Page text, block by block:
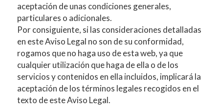
aceptación de unas condiciones generales,
particulares o adicionales.
Por consiguiente, si las consideraciones detalladas
en este Aviso Legal no son de su conformidad,
rogamos que no haga uso de esta web, ya que
cualquier utilización que haga de ella o de los
servicios y contenidos en ella incluidos, implicará la
aceptación de los términos legales recogidos en el
texto de este Aviso Legal.